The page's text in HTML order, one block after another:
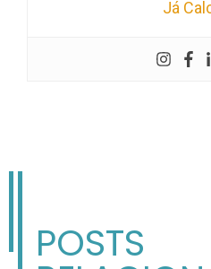
Já
POSTS